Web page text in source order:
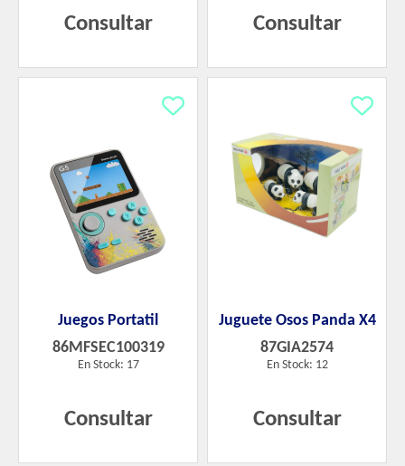
Consultar Consultar
Juegos Portatil
86MFSEC100319
En Stock: 17
Consultar
Juguete Osos Panda X4
87GIA2574
En Stock: 12
Consultar